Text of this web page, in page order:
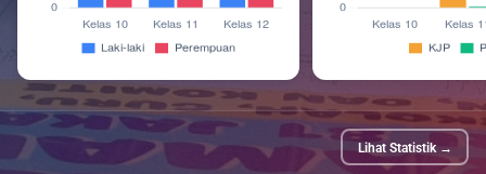
Lihat Statistik →